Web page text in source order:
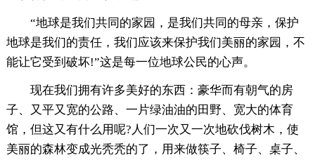
“地球是我们共同的家园，是我们共同的母亲，保护
地球是我们的责任，我们应该来保护我们美丽的家园，不
能让它受到破坏!”这是每一位地球公民的心声。
现在我们拥有许多美好的东西：豪华而有朝气的房
子、又平又宽的公路、一片绿油油的田野、宽大的体育
馆，但这又有什么用呢?人们一次又一次地砍伐树木，使
美丽的森林变成光秃秃的了，用来做筷子、椅子、桌子、